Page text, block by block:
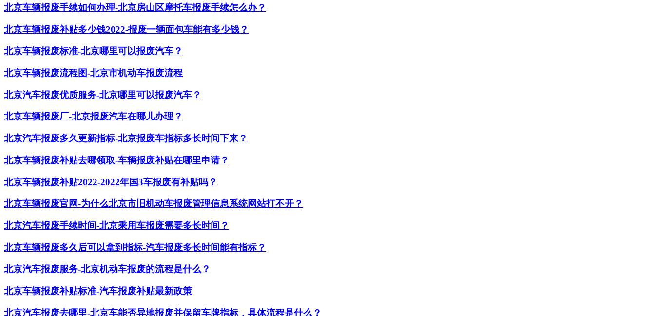
北京车辆报废手续如何办理-北京房山区摩托车报废手续怎么办？
北京车辆报废补贴多少钱2022-报废一辆面包车能有多少钱？
北京车辆报废标准-北京哪里可以报废汽车？
北京车辆报废流程图-北京市机动车报废流程
北京汽车报废优质服务-北京哪里可以报废汽车？
北京车辆报废厂-北京报废汽车在哪儿办理？
北京汽车报废多久更新指标-北京报废车指标多长时间下来？
北京车辆报废补贴去哪领取-车辆报废补贴在哪里申请？
北京车辆报废补贴2022-2022年国3车报废有补贴吗？
北京车辆报废官网-为什么北京市旧机动车报废管理信息系统网站打不开？
北京汽车报废手续时间-北京乘用车报废需要多长时间？
北京车辆报废多久后可以拿到指标-汽车报废多长时间能有指标？
北京汽车报废服务-北京机动车报废的流程是什么？
北京车辆报废补贴标准-汽车报废补贴最新政策
北京汽车报废去哪里-北京车能否异地报废并保留车牌指标，具体流程是什么？